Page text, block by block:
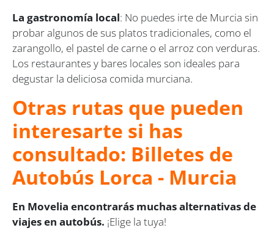
La gastronomía local: No puedes irte de Murcia sin
probar algunos de sus platos tradicionales, como el
zarangollo, el pastel de carne o el arroz con verduras.
Los restaurantes y bares locales son ideales para
degustar la deliciosa comida murciana.
Otras rutas que pueden
interesarte si has
consultado: Billetes de
Autobús Lorca - Murcia
En Movelia encontrarás muchas alternativas de
viajes en autobús. ¡Elige la tuya!